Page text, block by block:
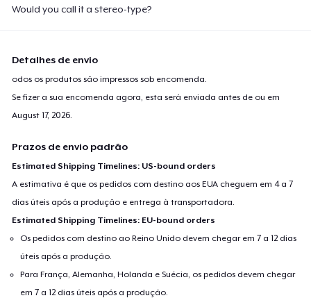
Would you call it a stereo-type?
Detalhes de envio
odos os produtos são impressos sob encomenda.
Se fizer a sua encomenda agora, esta será enviada antes de ou em
August 17, 2026.
Prazos de envio padrão
Estimated Shipping Timelines: US-bound orders
A estimativa é que os pedidos com destino aos EUA cheguem em 4 a 7
dias úteis após a produção e entrega à transportadora.
Estimated Shipping Timelines: EU-bound orders
Os pedidos com destino ao Reino Unido devem chegar em 7 a 12 dias
úteis após a produção.
Para França, Alemanha, Holanda e Suécia, os pedidos devem chegar
em 7 a 12 dias úteis após a produção.